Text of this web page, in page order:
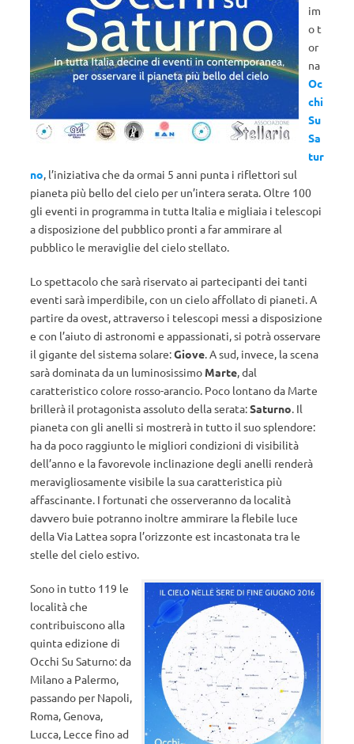
im
o t
or
na
Oc
chi
Su
Sa
tur
no, l’iniziativa che da ormai 5 anni punta i riflettori sul
pianeta più bello del cielo per un’intera serata. Oltre 100
gli eventi in programma in tutta Italia e migliaia i telescopi
a disposizione del pubblico pronti a far ammirare al
pubblico le meraviglie del cielo stellato.
Lo spettacolo che sarà riservato ai partecipanti dei tanti
eventi sarà imperdibile, con un cielo affollato di pianeti. A
partire da ovest, attraverso i telescopi messi a disposizione
e con l’aiuto di astronomi e appassionati, si potrà osservare
il gigante del sistema solare:Giove. A sud, invece, la scena
sarà dominata da un luminosissimo Marte, dal
caratteristico colore rosso-arancio. Poco lontano da Marte
brillerà il protagonista assoluto della serata:Saturno. Il
pianeta con gli anelli si mostrerà in tutto il suo splendore:
ha da poco raggiunto le migliori condizioni di visibilità
dell’anno e la favorevole inclinazione degli anelli renderà
meravigliosamente visibile la sua caratteristica più
affascinante. I fortunati che osserveranno da località
davvero buie potranno inoltre ammirare la flebile luce
della Via Lattea sopra l’orizzonte est incastonata tra le
stelle del cielo estivo.
Sono in tutto 119 le
località che
contribuiscono alla
quinta edizione di
Occhi Su Saturno: da
Milano a Palermo,
passando per Napoli,
Roma, Genova,
Lucca, Lecce fino ad